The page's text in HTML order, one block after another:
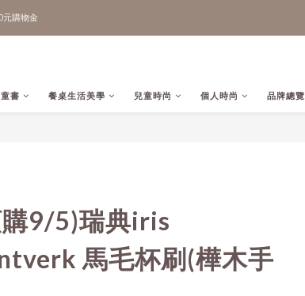
購物金
書 餐桌生活美學 兒童時尚 個人時尚 品牌總覽
9/5)瑞典iris
馬毛杯刷(樺木手